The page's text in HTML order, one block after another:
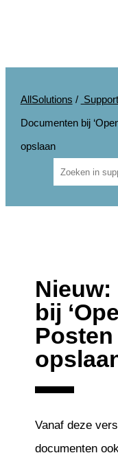
AllSolutions / Support
Documenten bij
opslaan
Nieuw:
bij
Posten
Vanaf deze
documenten